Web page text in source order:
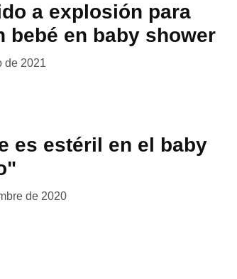
a explosión para
bebé en baby shower
de 2021
es estéril en el baby
de 2020